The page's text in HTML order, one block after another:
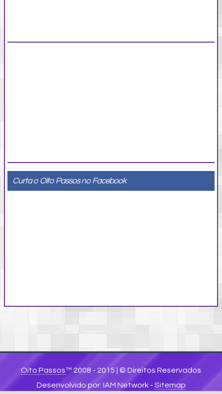
Curta o Oito PassosnoFacebook
Oito Passos™ 2008 - 2015 | © Direitos Reservados
Desenvolvido por: IAM Network - Sitemap